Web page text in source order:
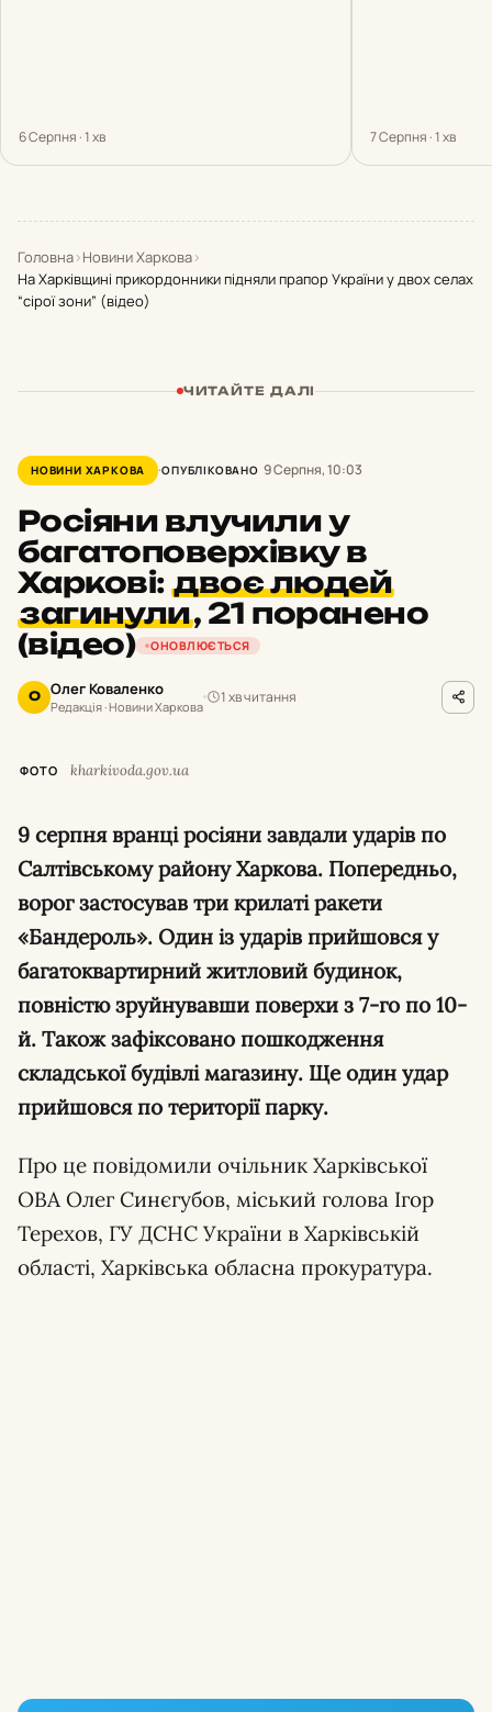
6 Серпня · 1 хв 7 Серпня · 1 хв
Головна›Новини Харкова›
На Харківщині прикордонники підняли прапор України у двох селах
“сірої зони” (відео)
ЧИТАЙТЕ ДАЛІ
НОВИНИ ХАРКОВА ОПУБЛІКОВАНО 9 Серпня, 10:03
Росіяни влучили у
багатоповерхівку в
Харкові:двоє людей
загинули, 21 поранено
(відео)
ОНОВЛЮЄТЬСЯ
О Олег Коваленко
Редакція · Новини Харкова
1 хв читання
ФОТО kharkivoda.gov.ua
9 серпня вранці росіяни завдали ударів по
Салтівському району Харкова. Попередньо,
ворог застосував три крилаті ракети
«Бандероль». Один із ударів прийшовся у
багатоквартирний житловий будинок,
повністю зруйнувавши поверхи з 7-го по 10-
й. Також зафіксовано пошкодження
складської будівлі магазину. Ще один удар
прийшовся по території парку.
Про це повідомили очільник Харківської
ОВА Олег Синєгубов, міський голова Ігор
Терехов, ГУ ДСНС України в Харківській
області, Харківська обласна прокуратура.